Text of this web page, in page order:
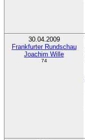
30.04.2009
Frankfurter Rundschau
Joachim Wille
74